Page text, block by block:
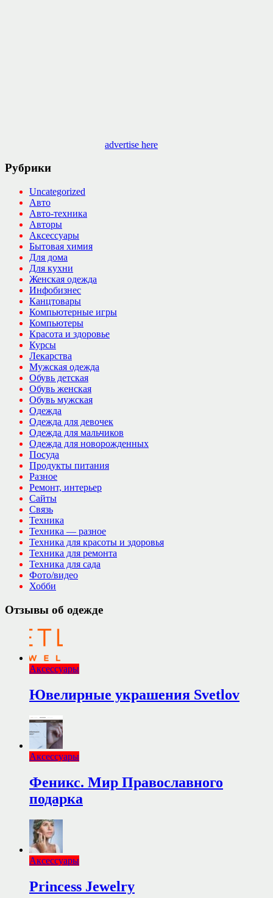
advertise here
Рубрики
Uncategorized
Авто
Авто-техника
Авторы
Аксессуары
Бытовая химия
Для дома
Для кухни
Женская одежда
Инфобизнес
Канцтовары
Компьютерные игры
Компьютеры
Красота и здоровье
Курсы
Лекарства
Мужская одежда
Обувь детская
Обувь женская
Обувь мужская
Одежда
Одежда для девочек
Одежда для мальчиков
Одежда для новорожденных
Посуда
Продукты питания
Разное
Ремонт, интерьер
Сайты
Связь
Техника
Техника — разное
Техника для красоты и здоровья
Техника для ремонта
Техника для сада
Фото/видео
Хобби
Отзывы об одежде
Аксессуары
Ювелирные украшения Svetlov
Аксессуары
Феникс. Мир Православного
подарка
Аксессуары
Princess Jewelry